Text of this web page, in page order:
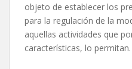
objeto de establecer los
para la regulación de la
aquellas actividades que
características, lo permitan.